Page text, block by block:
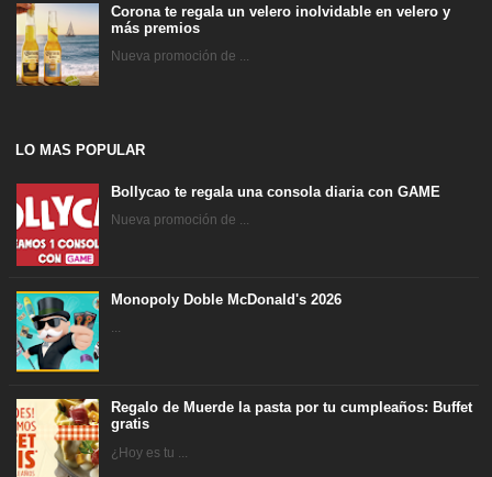
Corona te regala un velero inolvidable en velero y
más premios
Nueva promoción de ...
LO MAS POPULAR
Bollycao te regala una consola diaria con GAME
Nueva promoción de ...
Monopoly Doble McDonald's 2026
...
Regalo de Muerde la pasta por tu cumpleaños: Buffet
gratis
¿Hoy es tu ...